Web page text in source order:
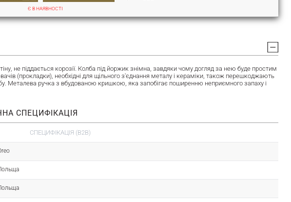
Є В НАЯВНОСТІ
не піддається корозії. Колба під йоржик знімна, завдяки чому догляд за нею буде простим
(прокладки), необхідні для щільного з'єднання металу і кераміки, також перешкоджають
Металева ручка з вбудованою кришкою, яка запобігає поширенню неприємного запаху і
СПЕЦИФІКАЦІЯ
СПЕЦИФІКАЦІЯ (B2B)